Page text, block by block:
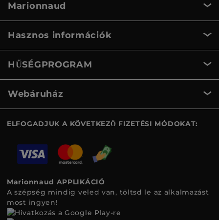
Marionnaud
Hasznos információk
HŰSÉGPROGRAM
Webáruház
ELFOGADJUK A KÖVETKEZŐ FIZETÉSI MÓDOKAT:
Marionnaud APPLIKÁCIÓ
A szépség mindig veled van, töltsd le az alkalmazást
most ingyen!